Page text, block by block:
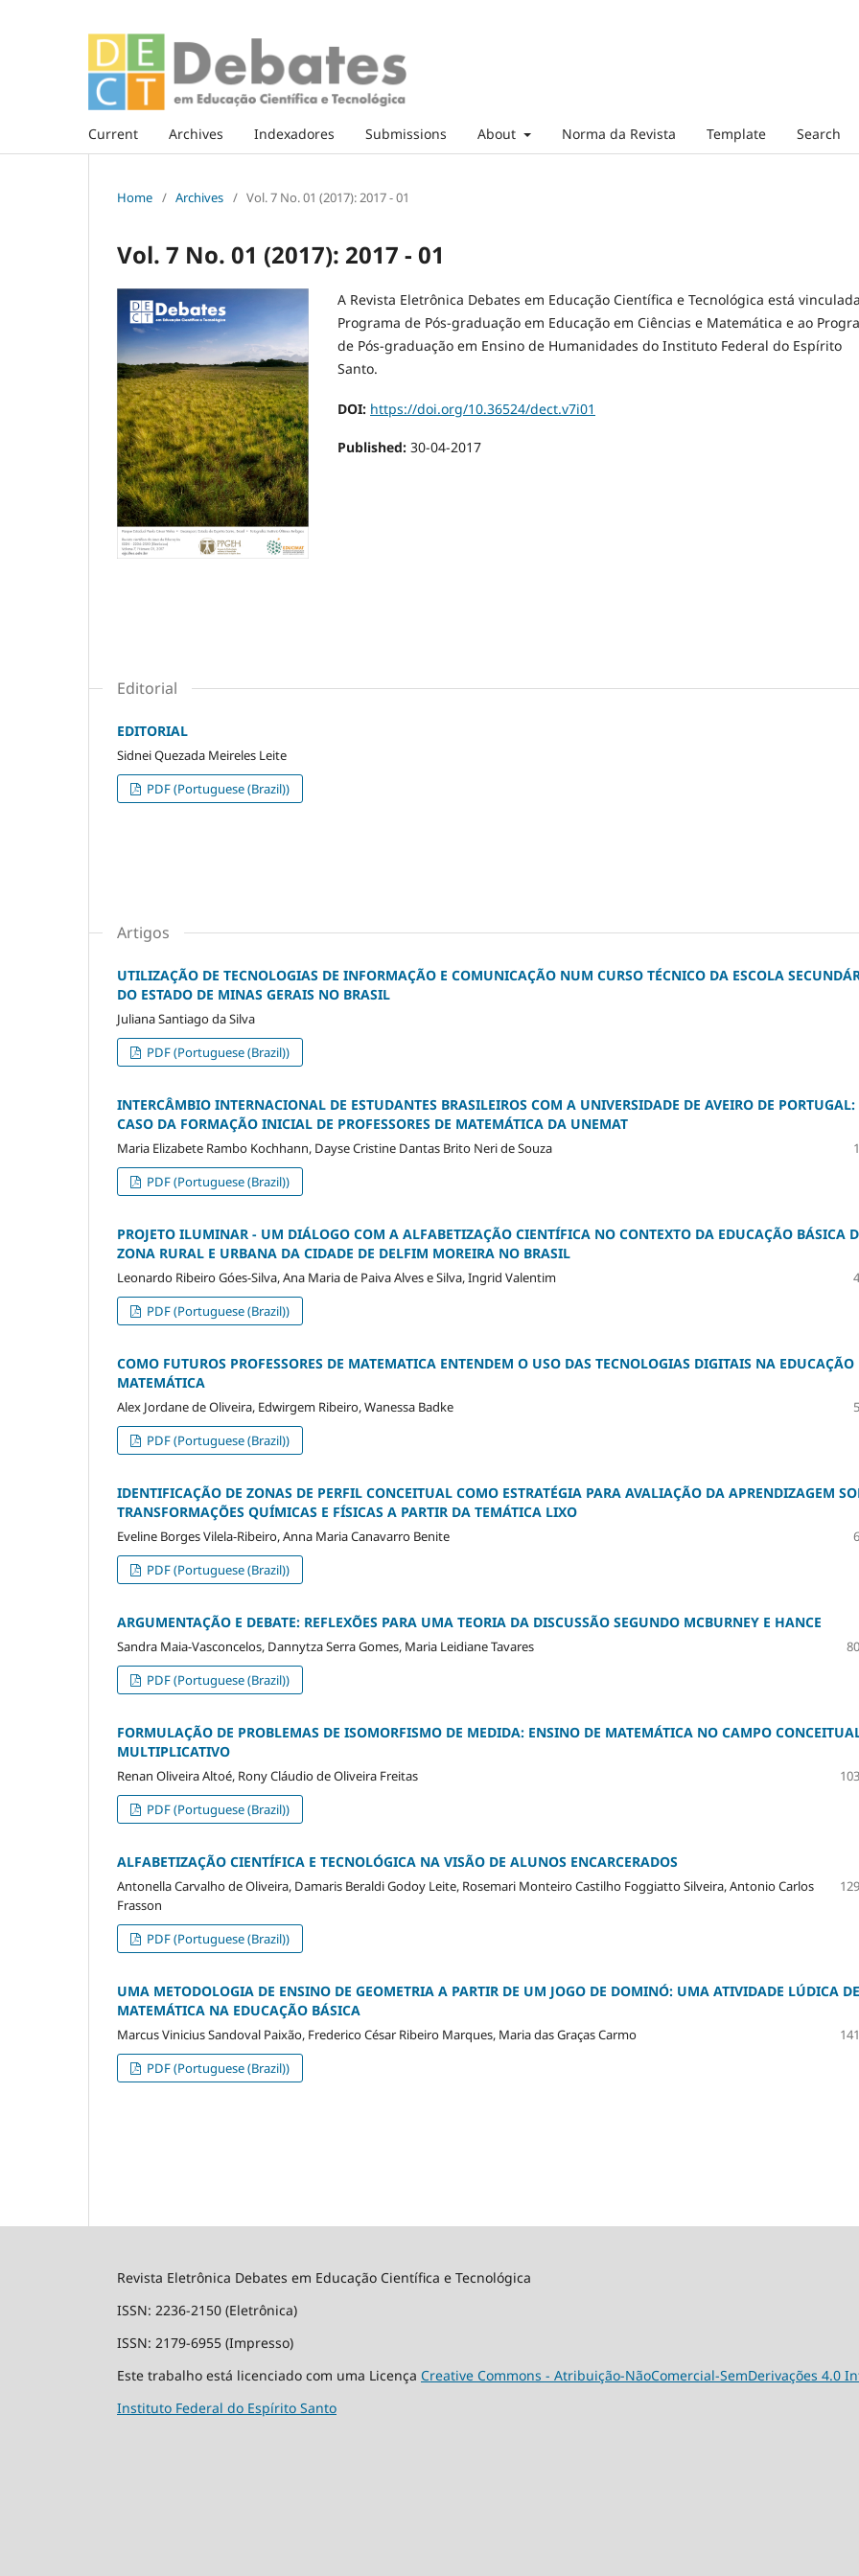
Current Archives Indexadores Submissions About Norma da Revista Template Search
Home / Archives / Vol. 7 No. 01 (2017): 2017 - 01
Vol. 7 No. 01 (2017): 2017 - 01
A Revista Eletrônica Debates em Educação Científica e Tecnológica está
Programa de Pós-graduação em Educação em Ciências e Matemática e ao
de Pós-graduação em Ensino de Humanidades do Instituto Federal do Espírito
Santo.
DOI: https://doi.org/10.36524/dect.v7i01
Published: 30-04-2017
Editorial
EDITORIAL
Sidnei Quezada Meireles Leite
PDF (Portuguese (Brazil))
Artigos
UTILIZAÇÃO DE TECNOLOGIAS DE INFORMAÇÃO E COMUNICAÇÃO NUM CURSO TÉCNICO DA ESCOLA
DO ESTADO DE MINAS GERAIS NO BRASIL
Juliana Santiago da Silva
PDF (Portuguese (Brazil))
INTERCÂMBIO INTERNACIONAL DE ESTUDANTES BRASILEIROS COM A UNIVERSIDADE DE AVEIRO DE PORTUGAL:
CASO DA FORMAÇÃO INICIAL DE PROFESSORES DE MATEMÁTICA DA UNEMAT
Maria Elizabete Rambo Kochhann, Dayse Cristine Dantas Brito Neri de Souza
PDF (Portuguese (Brazil))
PROJETO ILUMINAR - UM DIÁLOGO COM A ALFABETIZAÇÃO CIENTÍFICA NO CONTEXTO DA EDUCAÇÃO BÁSICA
ZONA RURAL E URBANA DA CIDADE DE DELFIM MOREIRA NO BRASIL
Leonardo Ribeiro Góes-Silva, Ana Maria de Paiva Alves e Silva, Ingrid Valentim
PDF (Portuguese (Brazil))
COMO FUTUROS PROFESSORES DE MATEMATICA ENTENDEM O USO DAS TECNOLOGIAS DIGITAIS NA EDUCAÇÃO
MATEMÁTICA
Alex Jordane de Oliveira, Edwirgem Ribeiro, Wanessa Badke
PDF (Portuguese (Brazil))
IDENTIFICAÇÃO DE ZONAS DE PERFIL CONCEITUAL COMO ESTRATÉGIA PARA AVALIAÇÃO DA APRENDIZAGEM
TRANSFORMAÇÕES QUÍMICAS E FÍSICAS A PARTIR DA TEMÁTICA LIXO
Eveline Borges Vilela-Ribeiro, Anna Maria Canavarro Benite
PDF (Portuguese (Brazil))
ARGUMENTAÇÃO E DEBATE: REFLEXÕES PARA UMA TEORIA DA DISCUSSÃO SEGUNDO MCBURNEY E HANCE
Sandra Maia-Vasconcelos, Dannytza Serra Gomes, Maria Leidiane Tavares
PDF (Portuguese (Brazil))
FORMULAÇÃO DE PROBLEMAS DE ISOMORFISMO DE MEDIDA: ENSINO DE MATEMÁTICA NO CAMPO
MULTIPLICATIVO
Renan Oliveira Altoé, Rony Cláudio de Oliveira Freitas
PDF (Portuguese (Brazil))
ALFABETIZAÇÃO CIENTÍFICA E TECNOLÓGICA NA VISÃO DE ALUNOS ENCARCERADOS
Antonella Carvalho de Oliveira, Damaris Beraldi Godoy Leite, Rosemari Monteiro Castilho Foggiatto Silveira, Antonio Carlos
Frasson
PDF (Portuguese (Brazil))
UMA METODOLOGIA DE ENSINO DE GEOMETRIA A PARTIR DE UM JOGO DE DOMINÓ: UMA ATIVIDADE LÚDICA DE
MATEMÁTICA NA EDUCAÇÃO BÁSICA
Marcus Vinicius Sandoval Paixão, Frederico César Ribeiro Marques, Maria das Graças Carmo
PDF (Portuguese (Brazil))
Revista Eletrônica Debates em Educação Científica e Tecnológica
ISSN: 2236-2150 (Eletrônica)
ISSN: 2179-6955 (Impresso)
Este trabalho está licenciado com uma Licença Creative Commons - Atribuição-NãoComercial-SemDerivações 4.0
Instituto Federal do Espírito Santo